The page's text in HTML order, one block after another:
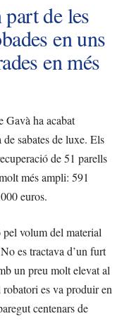
de les
en uns
en més
Gavà ha acabat
sabates de luxe. Els
de 51 parells
més ampli: 591
euros.
pel volum del material
es tractava d’un furt
un preu molt elevat al
es va produir en
centenars de